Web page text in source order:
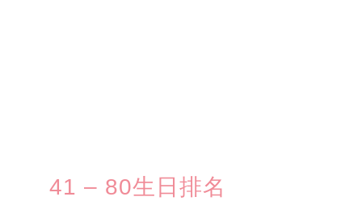
41 – 80生日排名